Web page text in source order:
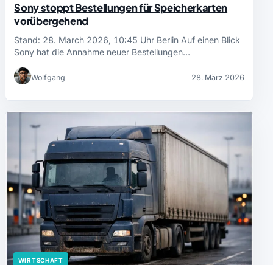
Sony stoppt Bestellungen für Speicherkarten
vorübergehend
Stand: 28. March 2026, 10:45 Uhr Berlin Auf einen Blick
Sony hat die Annahme neuer Bestellungen…
Wolfgang 28. März 2026
WIRTSCHAFT